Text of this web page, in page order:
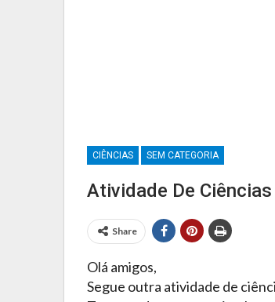
CIÊNCIAS SEM CATEGORIA
Atividade De
Share
Olá amigos,
Segue outra atividade de